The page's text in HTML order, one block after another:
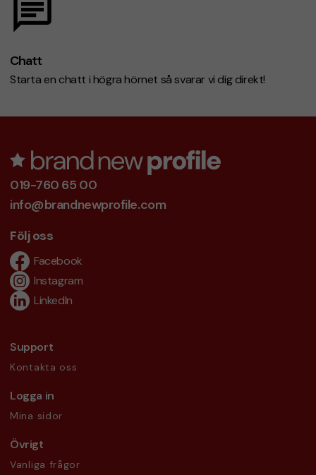
Chatt
Starta en chatt i högra hörnet så svarar vi dig direkt!
019-760 65 00
info@brandnewprofile.com
Följ oss
Facebook
Instagram
LinkedIn
Support
Kontakta oss
Logga in
Mina sidor
Övrigt
Vanliga frågor